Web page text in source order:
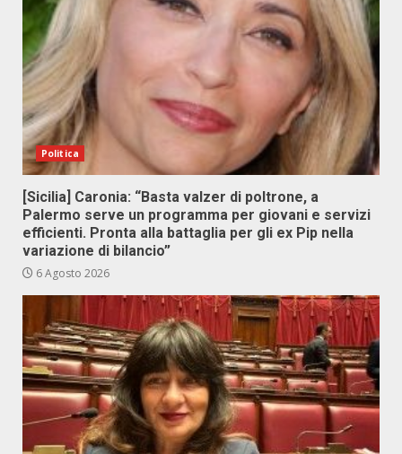
Politica
[Sicilia] Caronia: “Basta valzer di poltrone, a
Palermo serve un programma per giovani e servizi
efficienti. Pronta alla battaglia per gli ex Pip nella
variazione di bilancio”
6 Agosto 2026